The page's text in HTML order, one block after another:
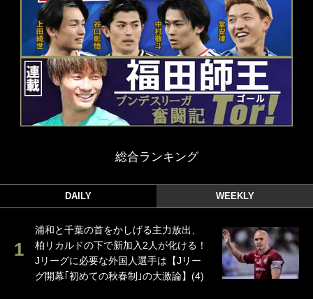
総合ランキング
DAILY WEEKLY
浦和と千葉の首をかしげる主力放出、
柏リカルドの下で新加入2人が化ける！
Jリーグに必要な外国人選手は【Jリー
グ開幕｢初めての秋春制｣の大激論】(4)